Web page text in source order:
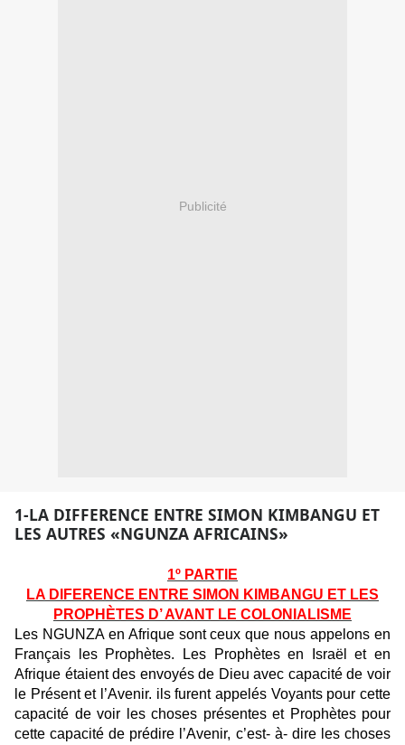
Publicité
1-LA DIFFERENCE ENTRE SIMON KIMBANGU ET
LES AUTRES «NGUNZA AFRICAINS»
1º PARTIE
LA DIFERENCE ENTRE SIMON KIMBANGU ET LES
PROPHÈTES D’ AVANT LE COLONIALISME
Les NGUNZA en Afrique sont ceux que nous appelons en
Français les Prophètes. Les Prophètes en Israël et en
Afrique étaient des envoyés de Dieu avec capacité de voir
le Présent et l’Avenir. ils furent appelés Voyants pour cette
capacité de voir les choses présentes et Prophètes pour
cette capacité de prédire l’Avenir, c’est- à- dire les choses